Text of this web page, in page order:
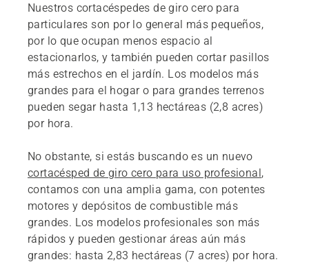
Nuestros cortacéspedes de giro cero para
particulares son por lo general más pequeños,
por lo que ocupan menos espacio al
estacionarlos, y también pueden cortar pasillos
más estrechos en el jardín. Los modelos más
grandes para el hogar o para grandes terrenos
pueden segar hasta 1,13 hectáreas (2,8 acres)
por hora.
No obstante, si estás buscando es un nuevo
cortacésped de giro cero para uso profesional,
contamos con una amplia gama, con potentes
motores y depósitos de combustible más
grandes. Los modelos profesionales son más
rápidos y pueden gestionar áreas aún más
grandes: hasta 2,83 hectáreas (7 acres) por hora.